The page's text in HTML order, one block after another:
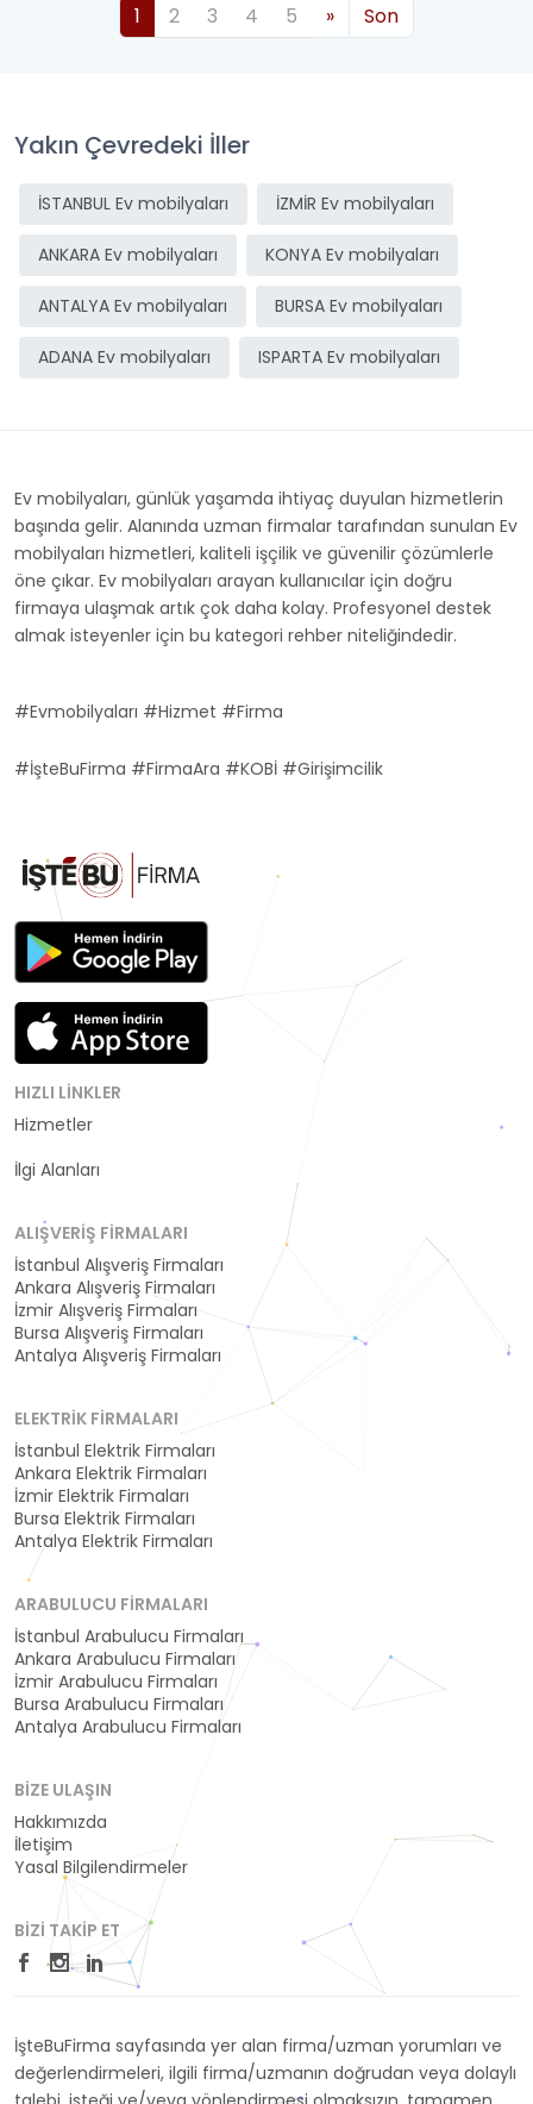
1 2 3 4 5 » Son
Yakın Çevredeki İller
İSTANBUL Ev mobilyaları İZMİR Ev mobilyaları
ANKARA Ev mobilyaları KONYA Ev mobilyaları
ANTALYA Ev mobilyaları BURSA Ev mobilyaları
ADANA Ev mobilyaları ISPARTA Ev mobilyaları
Ev mobilyaları, günlük yaşamda ihtiyaç duyulan hizmetlerin
başında gelir. Alanında uzman firmalar tarafından sunulan Ev
mobilyaları hizmetleri, kaliteli işçilik ve güvenilir çözümlerle
öne çıkar. Ev mobilyaları arayan kullanıcılar için doğru
firmaya ulaşmak artık çok daha kolay. Profesyonel destek
almak isteyenler için bu kategori rehber niteliğindedir.
#Evmobilyaları #Hizmet #Firma
#İşteBuFirma #FirmaAra #KOBİ #Girişimcilik
HIZLI LINKLER
Hizmetler
İlgi Alanları
ALIŞVERIŞ FIRMALARI
İstanbul Alışveriş Firmaları
Ankara Alışveriş Firmaları
İzmir Alışveriş Firmaları
Bursa Alışveriş Firmaları
Antalya Alışveriş Firmaları
ELEKTRIK FIRMALARI
İstanbul Elektrik Firmaları
Ankara Elektrik Firmaları
İzmir Elektrik Firmaları
Bursa Elektrik Firmaları
Antalya Elektrik Firmaları
ARABULUCU FIRMALARI
İstanbul Arabulucu Firmaları
Ankara Arabulucu Firmaları
İzmir Arabulucu Firmaları
Bursa Arabulucu Firmaları
Antalya Arabulucu Firmaları
BIZE ULAŞIN
Hakkımızda
İletişim
Yasal Bilgilendirmeler
BIZI TAKIP ET
İşteBuFirma sayfasında yer alan firma/uzman yorumları ve
değerlendirmeleri, ilgili firma/uzmanın doğrudan veya dolaylı